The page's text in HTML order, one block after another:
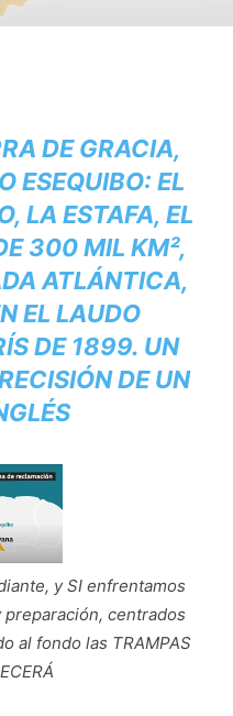
DE GRACIA,
ESEQUIBO: EL
LA ESTAFA, EL
300 MIL KM²,
ATLÁNTICA,
EL LAUDO
DE 1899. UN
DE UN
y SI enfrentamos
preparación, centrados
al fondo las TRAMPAS